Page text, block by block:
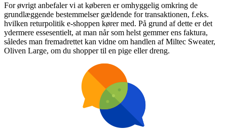
For øvrigt anbefaler vi at køberen er omhyggelig omkring de
grundlæggende bestemmelser gældende for transaktionen, f.eks.
hvilken returpolitik e-shoppen kører med. På grund af dette er det
ydermere essesentielt, at man når som helst gemmer ens faktura,
således man fremadrettet kan vidne om handlen af Miltec Sweater,
Oliven Large, om du shopper til en pige eller dreng.